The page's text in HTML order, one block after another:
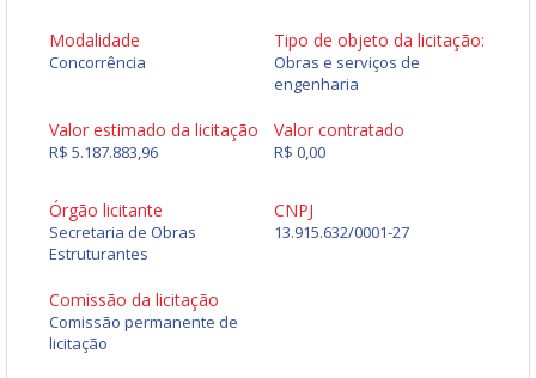
Modalidade
Concorrência
Tipo de objeto da licitação:
Obras e serviços de
engenharia
Valor estimado da licitação
R$ 5.187.883,96
Valor contratado
R$ 0,00
Órgão licitante
Secretaria de Obras
Estruturantes
CNPJ
13.915.632/0001-27
Comissão da licitação
Comissão permanente de
licitação